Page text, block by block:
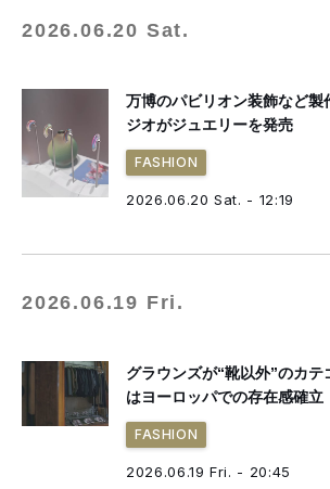
2026.06.20 Sat.
万博のパビリオン装飾など製
ジオがジュエリーを発売
FASHION
2026.06.20 Sat. - 12:19
2026.06.19 Fri.
グラウンズが“靴以外”のカ
はヨーロッパでの存在感確立
FASHION
2026.06.19 Fri. - 20:45